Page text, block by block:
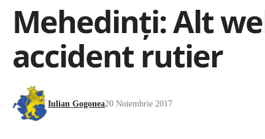
Mehedinți: Alt
accident rutier
Iulian Gogonea20 Noiembrie 2017